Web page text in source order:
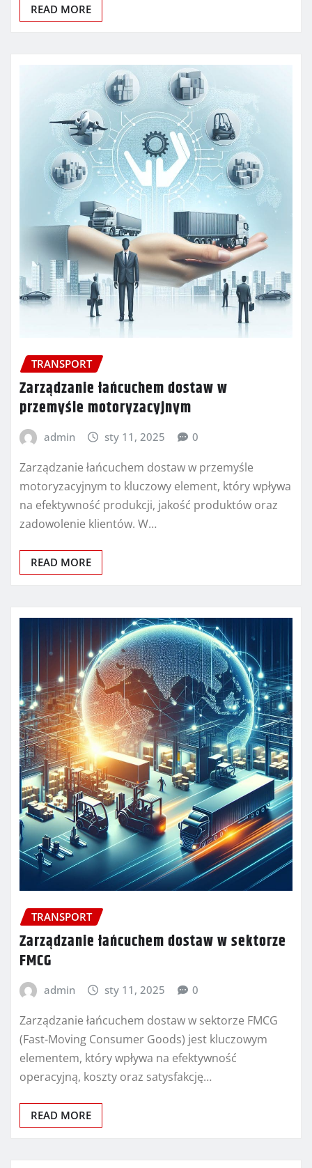
READ MORE
TRANSPORT
Zarządzanie łańcuchem dostaw w
przemyśle motoryzacyjnym
admin sty 11, 2025 0
Zarządzanie łańcuchem dostaw w przemyśle
motoryzacyjnym to kluczowy element, który wpływa
na efektywność produkcji, jakość produktów oraz
zadowolenie klientów. W…
READ MORE
TRANSPORT
Zarządzanie łańcuchem dostaw w sektorze
FMCG
admin sty 11, 2025 0
Zarządzanie łańcuchem dostaw w sektorze FMCG
(Fast-Moving Consumer Goods) jest kluczowym
elementem, który wpływa na efektywność
operacyjną, koszty oraz satysfakcję…
READ MORE